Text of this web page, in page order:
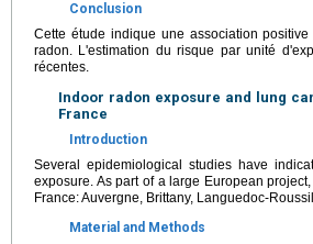
Conclusion
Cette étude indique une association
radon. L'estimation du risque par unité
récentes.
Indoor radon exposure and lung
France
Introduction
Several epidemiological studies have
exposure. As part of a large European
France: Auvergne, Brittany, Languedoc-
Material and Methods